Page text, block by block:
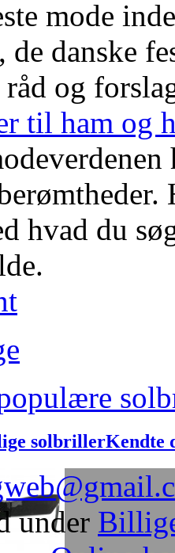
mode
, de danske
råd og
til ham og
hvad du
solbrillerKendte
under